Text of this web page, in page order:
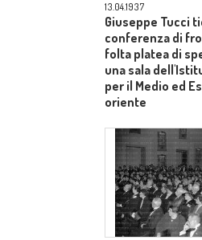
13.04.1937
Giuseppe Tucci
conferenza di
folta platea di
una sala
per il Medio ed
oriente